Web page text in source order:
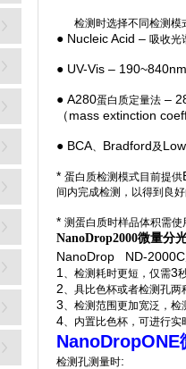
检测时选择不同检测模
● Nucleic Acid – 吸收光
● UV-Vis – 190~840nm
● A280蛋白质定量法 –
（mass extinction
● BCA、 Bradford及
* 蛋白质检测模式目前提供
间内完成检测，以得到良
* 测蛋白质时样品体积需使
NanoDrop2000微量分
NanoDrop ND-2000C
1 、检测耗时更短，仅需3
2、具比色杯或者检测孔两
3、检测范围更加宽泛，检
4、内置比色杯，可进行
NanoDropONE
检测孔测量时: